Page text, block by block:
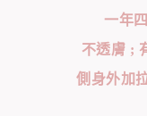
一年
不透膚 ;
側身外加